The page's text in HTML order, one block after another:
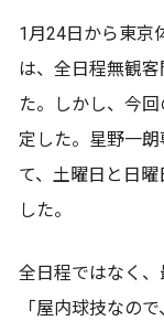
1月24日から東京
は、全日程無観
た。しかし、今
定した。星野一
て、土曜日と日
した。
全日程ではなく
「屋内球技なの